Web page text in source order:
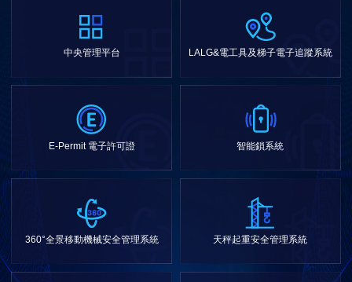
中央管理平台 LALG&電工具及梯子電子追蹤系統
E-Permit 電子許可證 智能鎖系統
360°全景移動機械安全管理系統 天秤起重安全管理系統